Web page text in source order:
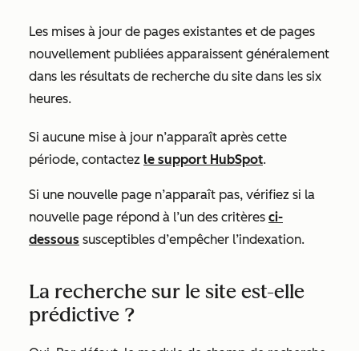
Les mises à jour de pages existantes et de pages
nouvellement publiées apparaissent généralement
dans les résultats de recherche du site dans les six
heures.
Si aucune mise à jour n’apparaît après cette
période, contactez le support HubSpot.
Si une nouvelle page n’apparaît pas, vérifiez si la
nouvelle page répond à l’un des critères ci-
dessous susceptibles d’empêcher l’indexation.
La recherche sur le site est-elle
prédictive ?